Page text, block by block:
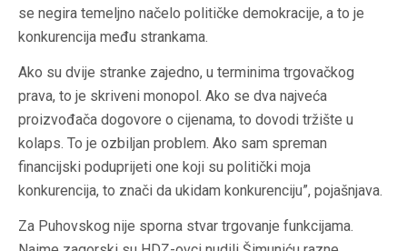
se negira temeljno načelo političke demokracije, a to je
konkurencija među strankama.
Ako su dvije stranke zajedno, u terminima trgovačkog
prava, to je skriveni monopol. Ako se dva najveća
proizvođača dogovore o cijenama, to dovodi tržište u
kolaps. To je ozbiljan problem. Ako sam spreman
financijski poduprijeti one koji su politički moja
konkurencija, to znači da ukidam konkurenciju”, pojašnjava.
Za Puhovskog nije sporna stvar trgovanje funkcijama.